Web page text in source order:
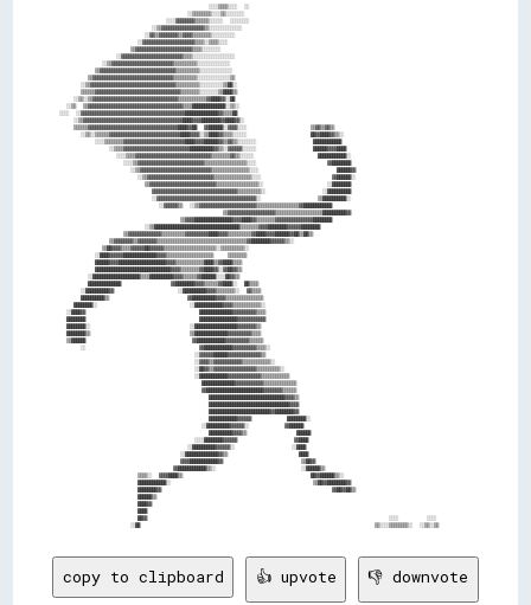
                                          ░░░░▒▒▒▒░░░░  ░░
                                    ░░▒▒▒▒▒▒▒▒░░░░▒▒░░░░░░░░
                              ░░░░▓▓▓▓▓▓▓▓▒▒▒▒▒▒░░░░░░  ░░░░░░░░
                          ░░▒▒▓▓▓▓▓▓▓▓▓▓▓▓▓▓▓▓▓▓▒▒░░░░░░░░░░░░░░
                        ░░▓▓▒▒▓▓▓▓▓▓▓▓▒▒▓▓▓▓▒▒▒▒▒▒▒▒░░░░░░░░░░
                      ░░▓▓▓▓▓▓▓▓▓▓▓▓▓▓▓▓▓▓▓▓▓▓▒▒▒▒░░▒▒▒▒░░░░
                    ▒▒▓▓▓▓▓▓▓▓▓▓▓▓▓▓▓▓▓▓▓▓▓▓▓▓▒▒▒▒░░░░░░░░
                ░░▓▓▓▓▓▓▓▓▓▓▓▓▓▓▓▓▓▓▓▓▓▓▓▓▓▓▒▒▒▒░░░░░░░░░░░░░░░░░░
            ░░▒▒▓▓▓▓▓▓▓▓▓▓▓▓▓▓▓▓▓▓▓▓▓▓▓▓▓▓▒▒▒▒▒▒▒▒▒▒░░░░░░░░░░░░░░
          ▒▒▓▓▓▓▓▓▓▓▓▓▓▓▓▓▓▓▓▓▓▓▓▓▓▓▓▓▓▓▓▓▓▓▒▒▒▒▒▒▒▒▒▒░░░░░░░░░░░░░░
        ▒▒▓▓▓▓▓▓▓▓▓▓▓▓▓▓▓▓▓▓▓▓▓▓▓▓▓▓▓▓▓▓▓▓▓▓▒▒▒▒▒▒▒▒▒▒░░░░░░░░░░░░░░▒▒
      ░░▒▒▓▓▓▓▓▓▓▓▓▓▓▓▓▓▓▓▓▓▓▓▓▓▓▓▓▓▓▓▓▓▓▓▓▓▓▓▒▒▒▒▒▒▒▒▒▒░░░░░░░░░░▒▒██░░
      ▒▒▒▒▒▒▓▓▓▓▓▓▓▓▓▓▓▓▓▓▓▓▓▓▓▓▓▓▓▓▓▓▓▓▓▓▓▓▓▓▓▓▒▒▒▒▒▒▒▒░░░░░░░░▒▒████▒▒
    ░░▒▒░░▒▒▓▓▓▓▓▓▓▓▓▓▓▓▓▓▓▓▓▓▓▓▓▓▓▓▓▓▓▓▓▓▓▓▓▓▓▓▒▒▒▒▒▒▒▒▒▒▒▒▓▓████▓▓░░██
  ░░▒▒  ▒▒▓▓▓▓▓▓▓▓▓▓▓▓▓▓▓▓▓▓▓▓▓▓▓▓▓▓▓▓▓▓▓▓▓▓▓▓▓▓▓▓▒▒▒▒██████████████░░▒▒░░
░░░░  ░░▓▓▓▓▓▓▓▓▓▓▓▓▓▓▓▓▓▓▓▓▓▓▓▓▓▓▓▓▓▓▓▓▓▓▓▓▓▓▓▓▓▓▓▓██████████████▓▓▒▒▒▒██
    ░░▒▒▓▓▓▓▓▓▓▓▓▓▓▓▓▓▓▓▓▓▓▓▓▓▓▓▓▓▓▓▓▓▓▓▓▓▓▓▓▓▓▓▓▓████▓▓▓▓████████▓▓████▓▓░░
    ▒▒▒▒▒▒▓▓▓▓▓▓▓▓▓▓▓▓▓▓▓▓▓▓▓▓▓▓▓▓▓▓▓▓▓▓▓▓▓▓▓▓▓▓████▓▓██  ▓▓██████░░▓▓▓▓░░░░                  ▒▒▓▓▒▒▓▓▒▒
      ░░▒▒░░▒▒▒▒▒▒▓▓▓▓▓▓▓▓▓▓▓▓▓▓▓▓▓▓▓▓▓▓▓▓▓▓▓▓▓▓████▓▓▓▓░░▒▒████▓▓▒▒▒▒░░░░░░                  ██▓▓████▓▓▒▒░░
          ░░░░▒▒▒▒▒▒▒▒▓▓▓▓▓▓▓▓▓▓▓▓▓▓▓▓▓▓▓▓▓▓▓▓▓▓████▓▓▓▓██████▓▓▒▒▓▓▒▒░░░░░░░░                ████████████
              ░░▒▒▒▒▓▓▓▓▓▓▓▓▓▓▓▓▓▓▓▓▓▓▓▓▓▓▓▓▓▓▓▓██████████▓▓▒▒░░▓▓▓▓▓▓░░░░░░                ██████▓▓▓▓████
                ░░░░▒▒▒▒▓▓▓▓▓▓▓▓▓▓▓▓▓▓▓▓▓▓▓▓▓▓▓▓▓▓▓▓▓▓▓▓▒▒▒▒▒▒▒▒▓▓▒▒░░░░░░                  ████████████░░
                  ░░░░▒▒▓▓▓▓▓▓▓▓▓▓▓▓▓▓▓▓▓▓▓▓▓▓▓▓▓▓▓▓▒▒▒▒▒▒▒▒▒▒▒▒▒▒▒▒▒▒░░░░                    ▓▓████████
                    ░░▒▒▓▓▓▓▓▓▓▓▓▓▓▓▓▓▓▓▓▓▓▓▓▓▓▓▓▓▓▓▓▓▒▒▒▒▒▒▒▒▒▒▒▒▒▒▒▒░░░░                      ██████▓▓
                      ░░▒▒▓▓▓▓▓▓▓▓▓▓▓▓▓▓▓▓▓▓▓▓▓▓▓▓▓▓▓▓▒▒▒▒▒▒▒▒▒▒▒▒▒▒▒▒░░░░                    ▓▓██████░░
                        ▒▒▓▓▓▓▓▓▓▓▓▓▓▓▓▓▓▓▓▓▓▓▓▓▓▓▓▓▓▓▒▒▒▒▒▒▒▒▒▒▒▒▒▒▒▒▒▒░░                  ░░████████
                          ▓▓▓▓▓▓▓▓▓▓▓▓▓▓▓▓▓▓▓▓▓▓▓▓▓▓▓▓▓▓▓▓▓▓▓▓▒▒▒▒▒▒▒▒▒▒░░                ░░██████████
                          ░░▓▓▓▓▓▓▓▓▓▓▓▓▓▓▓▓▓▓▓▓▓▓▓▓▓▓▓▓▓▓▓▓▓▓▓▓▓▓▓▓▓▓░░                ▒▒██████████░░
                            ░░▓▓▓▓▓▓▒▒  ░░▒▒▓▓▓▓▓▓▓▓▓▓▓▓▓▓▓▓▓▓▓▓▓▓▓▓▒▒▒▒▒▒▒▒▒▒▒▒▒▒▒▒▒▒▓▓████████████
                                              ▒▒▓▓▓▓▓▓▓▓▓▓▓▓▓▓▓▓▓▓▓▓▒▒▒▒▒▒▒▒▒▒▒▒▒▒▒▒▒▒▒▒██████████▓▓
                                  ▒▒▓▓▓▓████████████████▓▓▓▓████▓▓▒▒▒▒▒▒▒▒▓▓▓▓▓▓▓▓▓▓▓▓▓▓▓▓████████
                        ░░▒▒████████████████████████████████████▒▒▒▒▒▒▒▒▓▓▓▓████████▓▓▓▓▓▓████████
                  ▒▒▓▓▓▓▓▓▓▓▓▓▓▓▓▓▒▒▒▒▒▒▒▒▒▒▓▓▓▓▓▓▓▓▓▓████▓▓▓▓▒▒▒▒▒▒▒▒▒▒▓▓████▓▓▓▓██████▓▓██▒▒██▒▒
              ▒▒▓▓▓▓▓▓▓▓▒▒▓▓▓▓▓▓▓▓▒▒▒▒▒▒▒▒▒▒▒▒▒▒▒▒▒▒▒▒▒▒▒▒▒▒▒▒▒▒▒▒▒▒▒▒▒▒▓▓████████▓▓▓▓▓▓▒▒░░
            ▒▒██▓▓▓▓▒▒▒▒▓▓▓▓▓▓██▓▓▓▓▓▓▒▒▒▒▒▒▒▒▒▒▒▒▒▒▒▒▒▒▒▒▒▒░░▒▒▒▒▒▒▒▒▒▒░░
          ░░████▓▓▓▓▓▓██████████████▓▓▓▓▒▒▒▒▒▒▒▒▒▒▒▒▒▒▒▒▒▒▒▒    ▒▒▒▒▒▒▒▒
          ██████▓▓▓▓████████████████████▓▓▓▓▒▒▒▒▒▒▒▒▒▒▒▒████▒▒▓▓████▒▒▒▒
          ████████████████████████████████▓▓▓▓▒▒▒▒▒▒▒▒▓▓████▓▓░░▓▓██▓▓▒▒
        ░░████████████████████▒▒▒▒██████████▓▓▓▓▒▒▒▒▒▒▓▓██████░░░░██▓▓▒▒
        ██████████████              ▓▓████████▓▓▓▓▒▒▒▒▒▒▓▓████░░  ██▒▒▒▒
      ░░██████████▓▓                  ░░██████████▓▓▓▓▒▒▒▒▒▒▒▒░░  ▓▓▒▒▒▒
      ██████████▒▒                      ▓▓██████████▓▓▓▓▒▒▒▒▒▒▒▒▒▒▒▒▒▒▒▒
    ████████░░                          ░░████████████▓▓▓▓▒▒▒▒▒▒▒▒▒▒▒▒░░
  ░░████▓▓                                ██████████████▓▓▓▓▓▓▓▓▓▓▒▒▒▒
  ████████                                ████████████████▓▓▓▓▓▓▓▓▓▓▓▓
  ████████░░                            ░░██████████████████▓▓▓▓▓▓▓▓▒▒
  ████████▒▒                            ▒▒██████████████▓▓▓▓▓▓▓▓▓▓▒▒▒▒
  ▒▒██████                              ▓▓████████████▓▓▓▓▓▓▓▓▓▓▒▒▒▒▒▒
      ░░                                ▓▓████████████▓▓▓▓▓▓▓▓▓▓▒▒▒▒░░
                                      ░░▓▓▓▓▓▓██████▓▓▓▓▓▓▓▓▓▓▓▓▓▓▒▒
                                      ░░▓▓▓▓▒▒▓▓▓▓▓▓▓▓▓▓▓▓▒▒▒▒▒▒▒▒▒▒▒▒░░
                                      ░░██▓▓▒▒▓▓▓▓▓▓▓▓▓▓▓▓▓▓▓▓▓▓▒▒▒▒▒▒▒▒▒▒░░
                                      ░░████████████▓▓▓▓▓▓▓▓▓▓▓▓▓▓▒▒▒▒▒▒▒▒▒▒▒▒
                                        ██████████████▓▓▓▓▓▓▓▓▓▓▓▓▒▒▒▒▒▒▒▒▒▒▒▒▒▒
                                        ▓▓████████████████████████▓▓▓▓▓▓▓▓▒▒▒▒▒▒
                                          ████████████████████████████████▓▓▓▓▒▒
                                          ██████████████████████████████████▓▓▓▓
                                          ██████████████████████████▓▓████████▓▓
                                          ████████████▓▓▓▓▓▓          ████████░░
                                        ░░██████████▓▓▓▓▓▓░░          ▓▓██████
                                          ██████████▓▓▓▓▒▒              ██████
                                      ░░░░████████▓▓▓▓▓▓                ▓▓████
                                    ░░██████████▓▓▓▓▓▓░░                ░░████
                                  ░░██████████████▓▓▒▒                    ████
                                  ▓▓▓▓████████████▓▓                      ▒▒██▓▓
                                ▓▓████████████▒▒░░                        ░░██████▒▒
                      ▒▒▒▒░░  ▓▓▓▓████▒▒                                    ██▓▓██████▒▒░░
                      ████████████░░                                        ▒▒██▓▓████████▓▓
                      ████████▓▓                                                ▓▓██▓▓██▒▒
                      ██████▒▒
                      ████▓▓
                      ████
                      ██▓▓                                                                    ░░░░        ░░░░
copy to clipboard 👍 upvote 👎 downvote